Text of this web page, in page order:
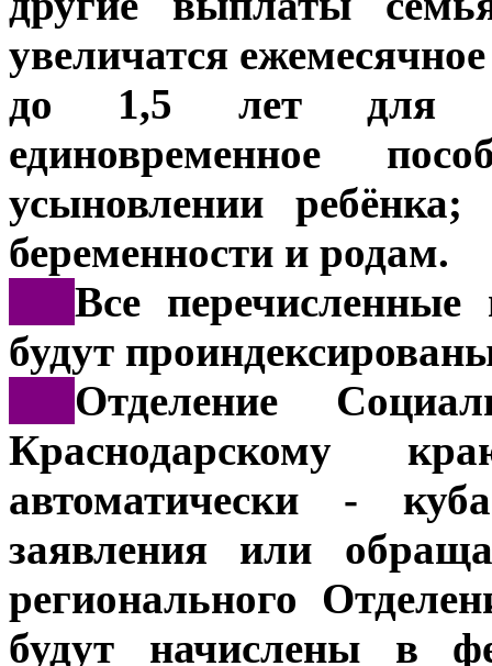
увеличатся
до 1,5 лет для
единовременное
усыновлении ребёнка;
беременности и родам.
Все
будут
Отделение
Краснодарскому
автоматически -
заявления или
регионального
будут начислены в